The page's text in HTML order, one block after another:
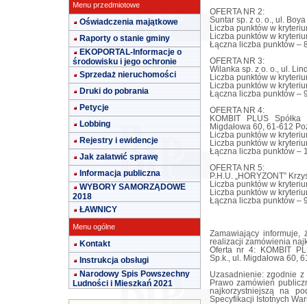
Menu przedmiotowe
Oświadczenia majątkowe
Raporty o stanie gminy
EKOPORTAL-Informacje o
środowisku i jego ochronie
Sprzedaż nieruchomości
Druki do pobrania
Petycje
Lobbing
Rejestry i ewidencje
Jak załatwić sprawę
Informacja publiczna
WYBORY SAMORZĄDOWE
2018
ŁAWNICY
Menu ogólne
Kontakt
Instrukcja obsługi
Narodowy Spis Powszechny
Ludności i Mieszkań 2021
OFERTA NR 2:
Suntar sp. z o. o., ul.
Liczba punktów w
Liczba punktów w
Łączna liczba punktów –
OFERTA NR 3:
Wilanka sp. z o. o., ul.
Liczba punktów w
Liczba punktów w
Łączna liczba punktów –
OFERTA NR 4:
KOMBIT PLUS
Migdałowa 60, 61-612
Liczba punktów w
Liczba punktów w
Łączna liczba punktów –
OFERTA NR 5:
P.H.U. „HORYZONT”
Liczba punktów w
Liczba punktów w
Łączna liczba punktów –
Zamawiający informuje,
realizacji zamówienia
Oferta nr 4: KOMBIT
Sp.k., ul. Migdałowa 60,
Uzasadnienie: zgodnie
Prawo zamówień
najkorzystniejszą na
Specyfikacji Istotnych